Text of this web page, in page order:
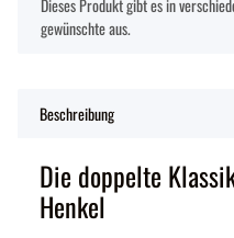
Dieses Produkt gibt es in
gewünschte aus.
Beschreibung
Die doppelte
Henkel